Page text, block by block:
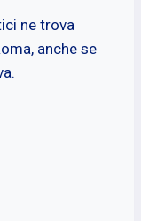
ne trova
anche se